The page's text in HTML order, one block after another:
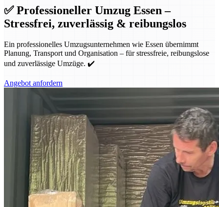
✅ Professioneller Umzug Essen –
Stressfrei, zuverlässig & reibungslos
Ein professionelles Umzugsunternehmen wie Essen übernimmt
Planung, Transport und Organisation – für stressfreie, reibungslose
und zuverlässige Umzüge. ✔️
Angebot anfordern